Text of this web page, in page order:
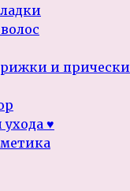
и прически
♥